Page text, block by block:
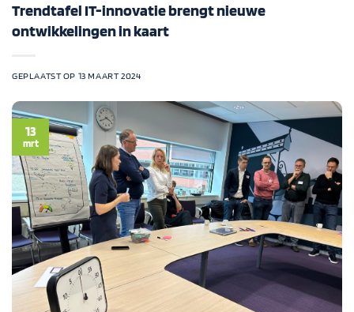
Trendtafel IT-innovatie brengt nieuwe
ontwikkelingen in kaart
GEPLAATST OP 13 MAART 2024
13
mrt